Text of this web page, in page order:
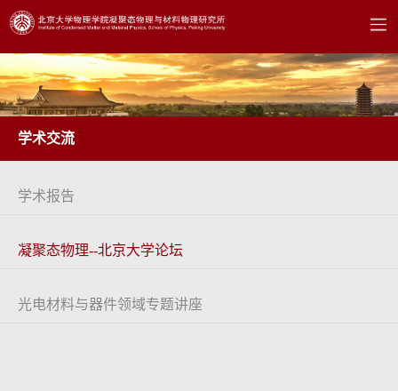
学术交流
学术报告
凝聚态物理--北京大学论坛
光电材料与器件领域专题讲座